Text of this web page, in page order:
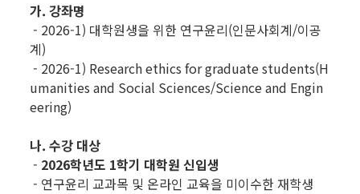
가. 강좌명
- 2026-1) 대학원생을 위한 연구윤리(인문사회계/이공
계)
- 2026-1) Research ethics for graduate students(H
umanities and Social Sciences/Science and Engin
eering)
나. 수강 대상
- 2026학년도 1학기 대학원 신입생
- 연구윤리 교과목 및 온라인 교육을 미이수한 재학생